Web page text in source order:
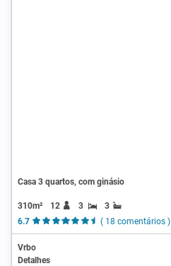
Casa 3 quartos, com ginásio
310m² 12 3
3
6.7
( 18 comentários )
Vrbo
Detalhes